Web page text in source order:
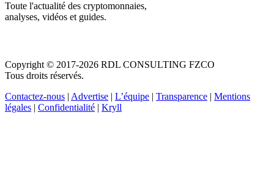
Toute l'actualité des cryptomonnaies,
analyses, vidéos et guides.
Copyright © 2017-2026 RDL CONSULTING FZCO
Tous droits réservés.
Contactez-nous | Advertise | L’équipe | Transparence | Mentions
légales | Confidentialité | Kryll